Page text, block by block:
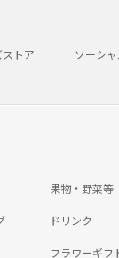
トア ソーシ
果物・野菜等
ドリンク
フラワーギフ